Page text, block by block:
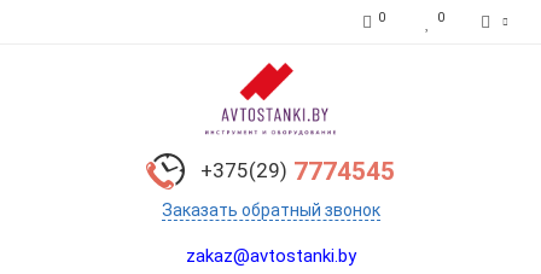
0 0
+375(29) 7774545
Заказать обратный звонок
zakaz@avtostanki.by